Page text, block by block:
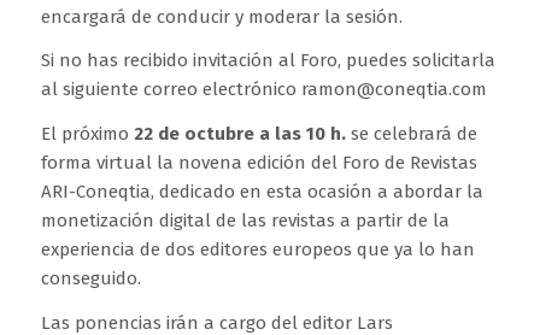
encargará de conducir y moderar la sesión.
Si no has recibido invitación al Foro, puedes solicitarla
al siguiente correo electrónico ramon@coneqtia.com
El próximo 22 de octubre a las 10 h.se celebrará de
forma virtual la novena edición del Foro de Revistas
ARI-Coneqtia, dedicado en esta ocasión a abordar la
monetización digital de las revistas a partir de la
experiencia de dos editores europeos que ya lo han
conseguido.
Las ponencias irán a cargo del editor Lars